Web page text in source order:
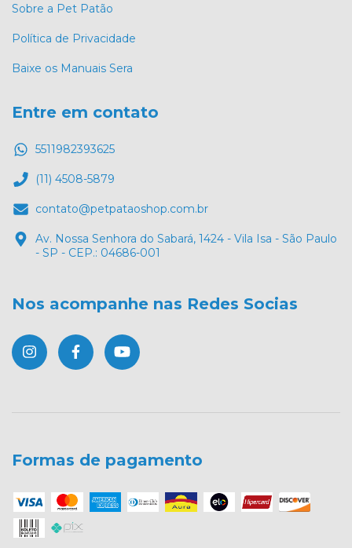
Sobre a Pet Patão
Política de Privacidade
Baixe os Manuais Sera
Entre em contato
5511982393625
(11) 4508-5879
contato@petpataoshop.com.br
Av. Nossa Senhora do Sabará, 1424 - Vila Isa - São Paulo
- SP - CEP.: 04686-001
Nos acompanhe nas Redes Socias
Formas de pagamento